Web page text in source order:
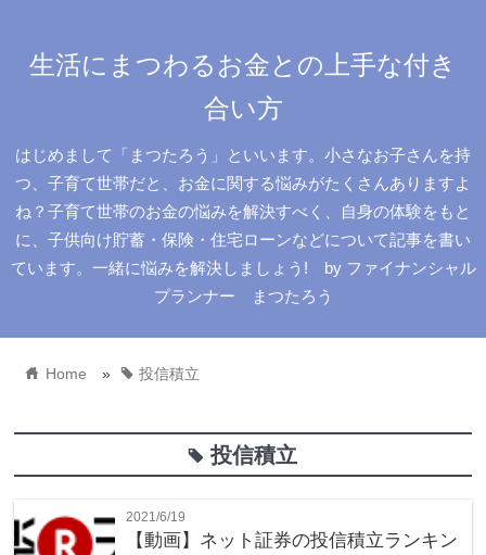
生活にまつわるお金との上手な付き
合い方
はじめまして「まつたろう」といいます。小さなお子さんを持
つ、子育て世帯だと、お金に関する悩みがたくさんありますよ
ね？子育て世帯のお金の悩みを解決すべく、自身の体験をもと
に、子供向け貯蓄・保険・住宅ローンなどについて記事を書い
ています。一緒に悩みを解決しましょう! by ファイナンシャル
プランナー まつたろう
home Home » tag投信積立
tag 投信積立
2021/6/19
【動画】ネット証券の投信積立ランキン